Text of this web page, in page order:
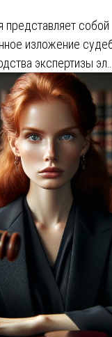
представляет собой
изложение
экспертизы эл…